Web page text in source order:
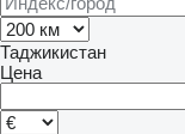
Таджикистан
Цена